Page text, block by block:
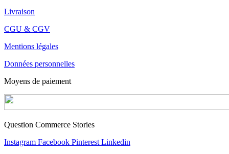
Livraison
CGU & CGV
Mentions légales
Données personnelles
Moyens de paiement
Question Commerce Stories
Instagram Facebook Pinterest Linkedin